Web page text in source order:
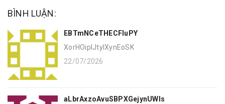
BÌNH LUẬN:
EBTmNCeTHECFIuPY
XorHOiplJtyIXynEoSK
22/07/2026
aLbrAxzoAvuSBPXGejynUWIs